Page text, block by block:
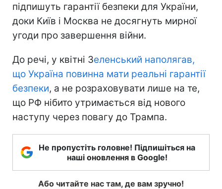
підпишуть гарантії безпеки для України,
доки Київ і Москва не досягнуть мирної
угоди про завершення війни.
До речі, у квітні Зеленський наполягав,
що Україна повинна мати реальні гарантії
безпеки, а не розраховувати лише на те,
що РФ нібито утримається від нового
наступу через повагу до Трампа.
Не пропустіть головне! Підпишіться на
наші оновлення в Google!
Або читайте нас там, де вам зручно!